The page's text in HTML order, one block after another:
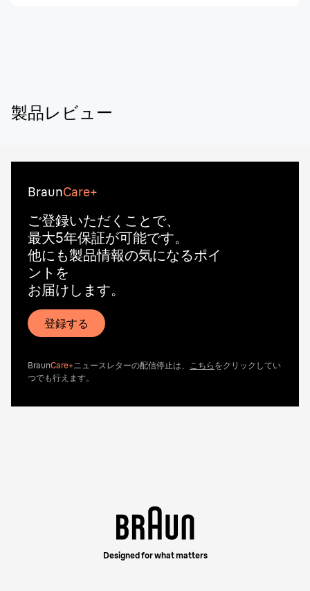
製品レビュー
BraunCare+
ご登録いただくことで、
最大5年保証が可能です。
他にも製品情報の気になるポイ
ントを
お届けします。
登録する
BraunCare+ニュースレターの配信停止は、 こちら をクリックしてい
つでも行えます。
Designed for what matters